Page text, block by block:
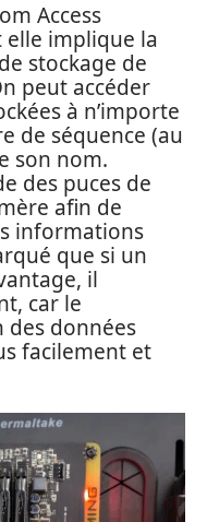
Access
elle implique la
stockage de
peut accéder
à n’importe
de séquence (au
son nom.
des puces de
afin de
informations
que si un
il
car le
des données
facilement et